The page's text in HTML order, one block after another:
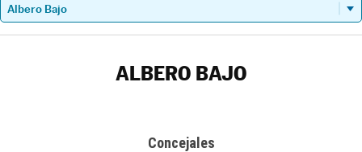
ALBERO BAJO
Concejales